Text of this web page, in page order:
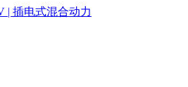
| 插电式混合动力